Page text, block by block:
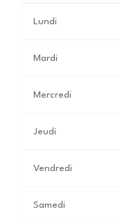
Lundi
Mardi
Mercredi
Jeudi
Vendredi
Samedi